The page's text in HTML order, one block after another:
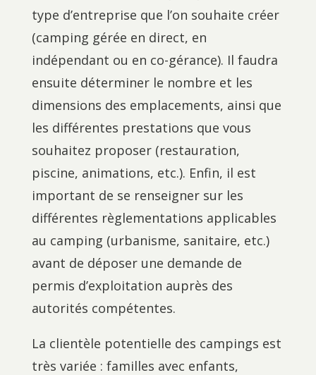
type d’entreprise que l’on souhaite créer
(camping gérée en direct, en
indépendant ou en co-gérance). Il faudra
ensuite déterminer le nombre et les
dimensions des emplacements, ainsi que
les différentes prestations que vous
souhaitez proposer (restauration,
piscine, animations, etc.). Enfin, il est
important de se renseigner sur les
différentes règlementations applicables
au camping (urbanisme, sanitaire, etc.)
avant de déposer une demande de
permis d’exploitation auprès des
autorités compétentes.
La clientèle potentielle des campings est
très variée : familles avec enfants,